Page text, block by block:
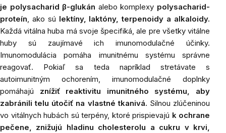
je polysacharid β-glukán alebo komplexy polysacharid-
proteín, ako sú lektíny, laktóny, terpenoidy a alkaloidy.
Každá vitálna huba má svoje špecifiká, ale pre všetky vitálne
huby sú zaujímavé ich imunomodulačné účinky.
Imunomodulácia pomáha imunitnému systému správne
reagovať. Pokiaľ sa teda napríklad stretávate s
autoimunitným ochorením, imunomodulačné doplnky
pomáhajú znížiť reaktivitu imunitného systému, aby
zabránili telu útočiť na vlastné tkanivá. Silnou zlúčeninou
vo vitálnych hubách sú terpény, ktoré prispievajú k ochrane
pečene, znižujú hladinu cholesterolu a cukru v krvi,